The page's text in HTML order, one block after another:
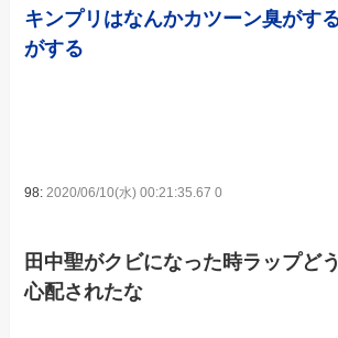
キンプリはなんかカツーン臭がす
がする
98:2020/06/10(水) 00:21:35.67 0
田中聖がクビになった時ラップど
心配されたな